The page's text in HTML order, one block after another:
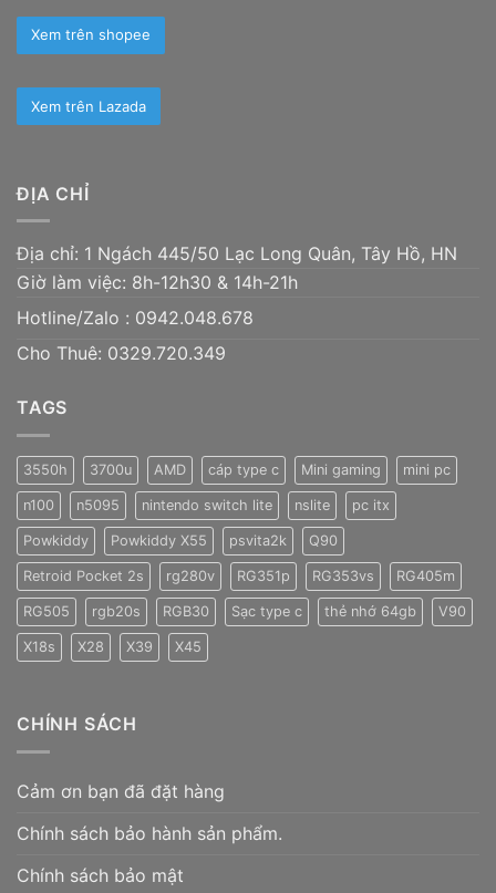
Xem trên shopee
Xem trên Lazada
ĐỊA CHỈ
Địa chỉ: 1 Ngách 445/50 Lạc Long Quân, Tây Hồ, HN
Giờ làm việc: 8h-12h30 & 14h-21h
Hotline/Zalo : 0942.048.678
Cho Thuê: 0329.720.349
TAGS
3550h 3700u AMD cáp type c Mini gaming mini pc
n100 n5095 nintendo switch lite nslite pc itx
Powkiddy Powkiddy X55 psvita2k Q90
Retroid Pocket 2s rg280v RG351p RG353vs RG405m
RG505 rgb20s RGB30 Sạc type c thẻ nhớ 64gb V90
X18s X28 X39 X45
CHÍNH SÁCH
Cảm ơn bạn đã đặt hàng
Chính sách bảo hành sản phẩm.
Chính sách bảo mật